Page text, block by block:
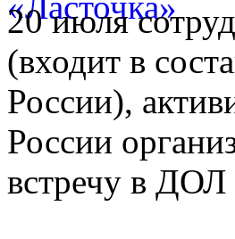
20 июля
(входит в
России),
России
встречу в ДОЛ